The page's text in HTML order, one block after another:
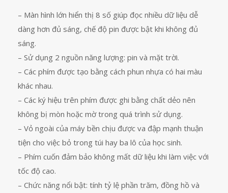
– Màn hình lớn hiển thị 8 số giúp đọc nhiều dữ liệu dễ
dàng hơn đủ sáng, chế độ pin được bật khi không đủ
sáng.
– Sử dụng 2 nguồn năng lượng: pin và mặt trời.
– Các phím được tạo bằng cách phun nhựa có hai màu
khác nhau.
– Các ký hiệu trên phím được ghi bằng chất dẻo nên
không bị mòn hoặc mờ trong quá trình sử dụng.
– Vỏ ngoài của máy bền chịu được va đập mạnh thuận
tiện cho việc bỏ trong túi hay ba lô của học sinh.
– Phím cuốn đảm bảo không mất dữ liệu khi làm việc với
tốc độ cao.
– Chức năng nổi bật: tính tỷ lệ phần trăm, đồng hồ và